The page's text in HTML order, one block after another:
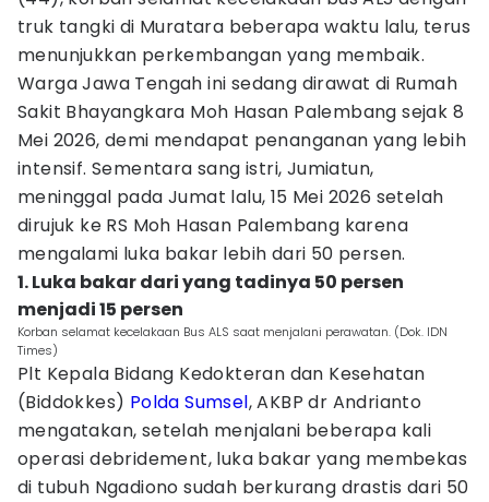
truk tangki di Muratara beberapa waktu lalu, terus
menunjukkan perkembangan yang membaik.
Warga Jawa Tengah ini sedang dirawat di Rumah
Sakit Bhayangkara Moh Hasan Palembang sejak 8
Mei 2026, demi mendapat penanganan yang lebih
intensif. Sementara sang istri, Jumiatun,
meninggal pada Jumat lalu, 15 Mei 2026 setelah
dirujuk ke RS Moh Hasan Palembang karena
mengalami luka bakar lebih dari 50 persen.
1. Luka bakar dari yang tadinya 50 persen
menjadi 15 persen
Korban selamat kecelakaan Bus ALS saat menjalani perawatan. (Dok. IDN
Times)
Plt Kepala Bidang Kedokteran dan Kesehatan
(Biddokkes) Polda Sumsel, AKBP dr Andrianto
mengatakan, setelah menjalani beberapa kali
operasi debridement, luka bakar yang membekas
di tubuh Ngadiono sudah berkurang drastis dari 50